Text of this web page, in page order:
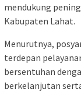
mendukung
Kabupaten Lahat.
Menurutnya,
terdepan
bersentuhan
berkelanjutan